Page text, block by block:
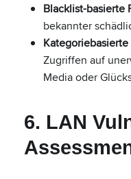
Blacklist-basierte
bekannter
Zugriffen auf
Media oder
6. LAN